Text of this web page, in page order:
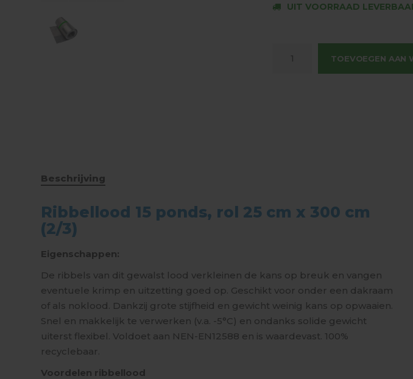
UIT VOORRAAD
TOEVOEGEN AAN
Beschrijving
Ribbellood 15 ponds, rol 25 cm x 300 cm
(2/3)
Eigenschappen:
De ribbels van dit gewalst lood verkleinen de kans op breuk en vangen
eventuele krimp en uitzetting goed op. Geschikt voor onder een dakraam
of als noklood. Dankzij grote stijfheid en gewicht weinig kans op opwaaien.
Snel en makkelijk te verwerken (v.a. -5°C) en ondanks solide gewicht
uiterst flexibel. Voldoet aan NEN-EN12588 en is waardevast. 100%
recyclebaar.
Voordelen ribbellood